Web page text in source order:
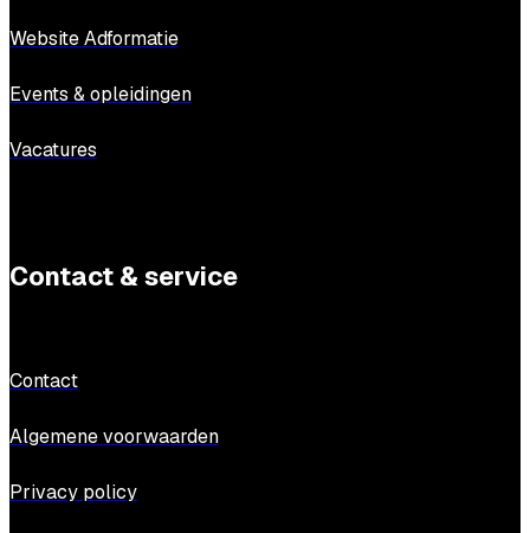
Website Adformatie
Events & opleidingen
Vacatures
Contact & service
Contact
Algemene voorwaarden
Privacy policy